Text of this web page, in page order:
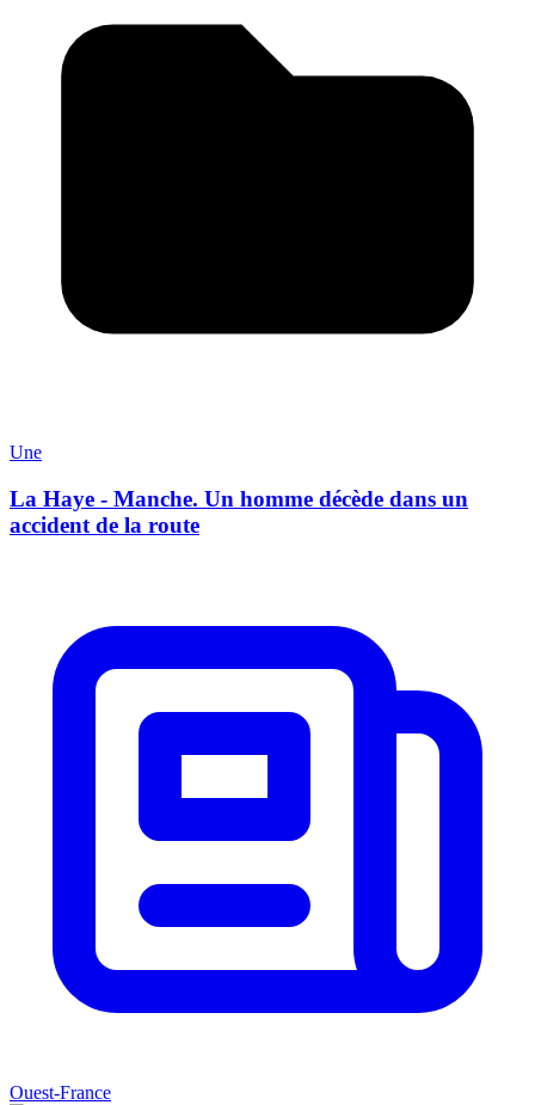
Une
La Haye - Manche. Un homme décède dans un
accident de la route
Ouest-France